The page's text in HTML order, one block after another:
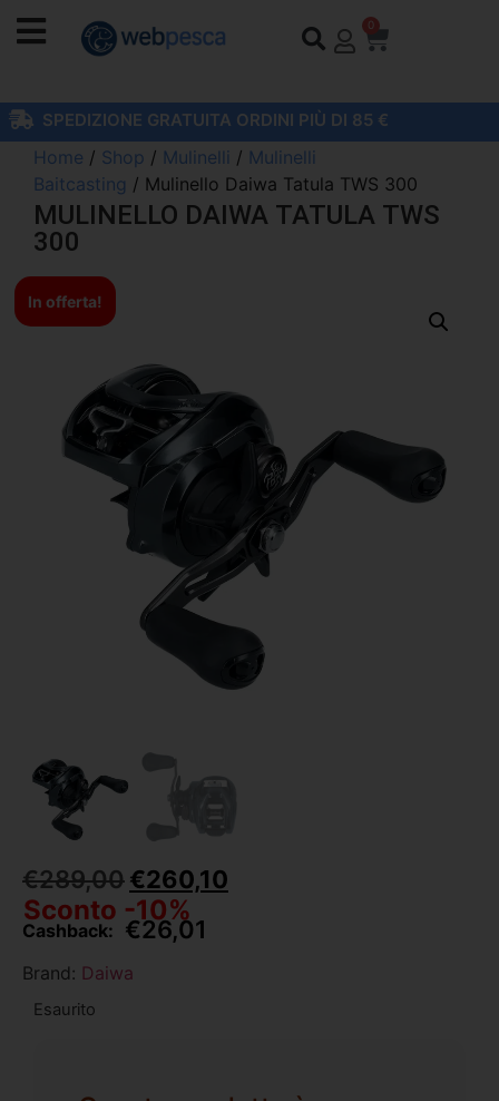
0
SPEDIZIONE GRATUITA ORDINI PIÙ DI 85 €
Home / Shop / Mulinelli / Mulinelli
Baitcasting / Mulinello Daiwa Tatula TWS 300
MULINELLO DAIWA TATULA TWS
300
In offerta!
€289,00€260,10
Sconto -10%
Cashback: €26,01
Brand: Daiwa
Esaurito